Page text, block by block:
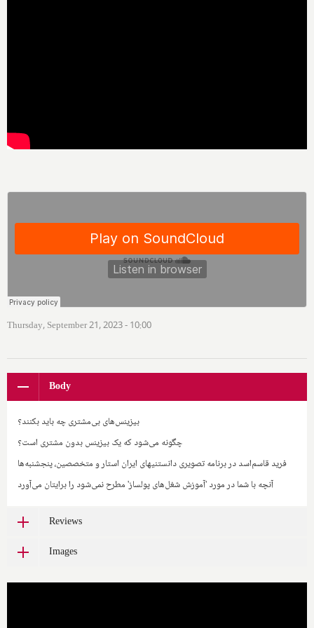
Thursday, September 21, 2023 - 10:00
Body
بیزینس‌های بی‌مشتری چه باید بکنند؟
چگونه می‌شود که یک بیزینس بدون مشتری است؟
فرید قاسم‌اسد در برنامه تصویری دانستنیهای ایران استار و متخصصین، پنجشنبه‌ها
آنچه با شما در مورد 'آموزش شغل‌های پولساز' مطرح نمی‌شود را برایتان می‌آورد
Reviews
Images